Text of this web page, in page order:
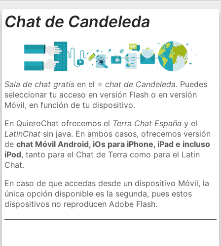
Chat de Candeleda
Sala de chat gratis en el ⭐chat de Candeleda. Puedes
seleccionar tu acceso en versión Flash o en versión
Móvil, en función de tu dispositivo.
En QuieroChat ofrecemos el Terra Chat España y el
LatinChat sin java. En ambos casos, ofrecemos versión
dechat Móvil Android, iOs para iPhone, iPad e incluso
iPod, tanto para el Chat de Terra como para el Latin
Chat.
En caso de que accedas desde un dispositivo Móvil, la
única opción disponible es la segunda, pues estos
dispositivos no reproducen Adobe Flash.